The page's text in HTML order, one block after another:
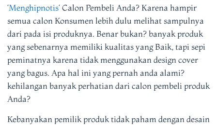
‘Menghipnotis‘ Calon Pembeli Anda? Karena hampir
semua calon Konsumen lebih dulu melihat sampulnya
dari pada isi produknya. Benar bukan? banyak produk
yang sebenarnya memiliki kualitas yang Baik, tapi sepi
peminatnya karena tidak menggunakan design cover
yang bagus. Apa hal ini yang pernah anda alami?
kehilangan banyak perhatian dari calon pembeli produk
Anda?
Kebanyakan pemilik produk tidak paham dengan desain